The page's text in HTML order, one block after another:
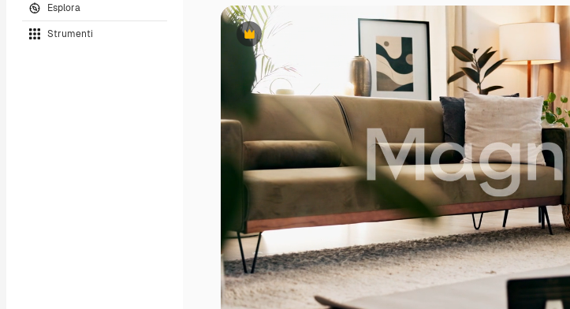
Esplora
Strumenti Premium